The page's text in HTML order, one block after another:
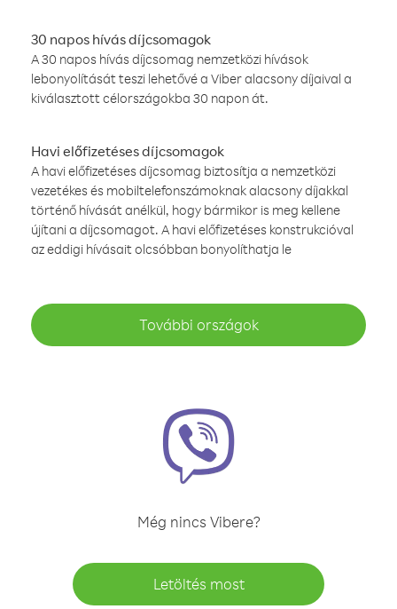
30 napos hívás díjcsomagok
A 30 napos hívás díjcsomag nemzetközi hívások
lebonyolítását teszi lehetővé a Viber alacsony díjaival a
kiválasztott célországokba 30 napon át.
Havi előfizetéses díjcsomagok
A havi előfizetéses díjcsomag biztosítja a nemzetközi
vezetékes és mobiltelefonszámoknak alacsony díjakkal
történő hívását anélkül, hogy bármikor is meg kellene
újítani a díjcsomagot. A havi előfizetéses konstrukcióval
az eddigi hívásait olcsóbban bonyolíthatja le
További országok
Még nincs Vibere?
Letöltés most